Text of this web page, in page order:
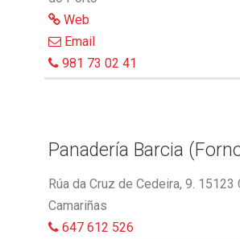
Web
Email
981 73 02 41
Panadería Barcia
Rúa da Cruz de Cedeira, 9. 15123
Camariñas
647 612 526